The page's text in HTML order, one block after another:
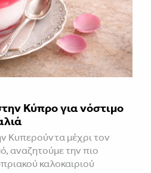
Κύπρο για νόστιμο
Κυπερούντα μέχρι τον
αναζητούμε την πιο
καλοκαιριού